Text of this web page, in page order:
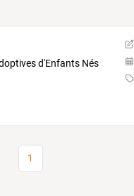
d'Enfants Nés
1